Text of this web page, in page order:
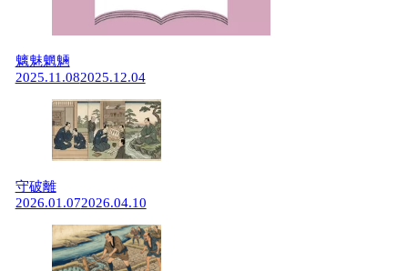
魑魅魍魎
2025.11.082025.12.04
守破離
2026.01.072026.04.10